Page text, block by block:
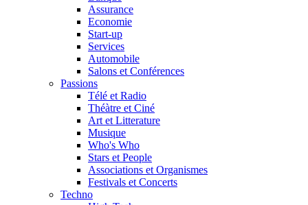
Assurance
Economie
Start-up
Services
Automobile
Salons et Conférences
Passions
Télé et Radio
Théàtre et Ciné
Art et Litterature
Musique
Who's Who
Stars et People
Associations et Organismes
Festivals et Concerts
Techno